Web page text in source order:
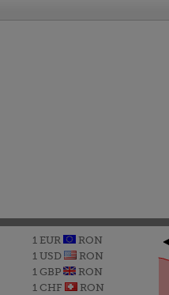
1 EUR
RON
1 USD
RON
1 GBP
RON
1 CHF
RON